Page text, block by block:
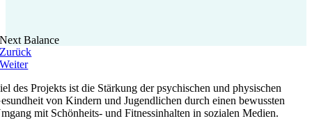
Next Balance
Zurück
Weiter
des Projekts ist die Stärkung der psychischen und physischen
von Kindern und Jugendlichen durch einen bewussten
mit Schönheits- und Fitnessinhalten in sozialen Medien.